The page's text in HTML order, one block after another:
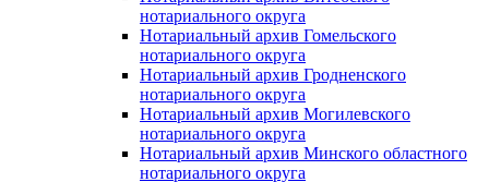
нотариального округа
Нотариальный архив Гомельского
нотариального округа
Нотариальный архив Гродненского
нотариального округа
Нотариальный архив Могилевского
нотариального округа
Нотариальный архив Минского областного
нотариального округа